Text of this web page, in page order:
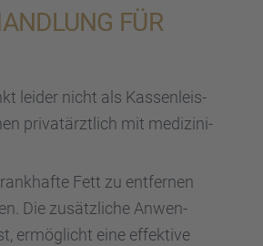
FÜR
leider nicht als Kassen­leis­
privat­ärzt­lich mit medizi­ni­
Fett zu entfer­nen
Die zusätz­li­che Anwen­
ermög­licht eine effek­tive